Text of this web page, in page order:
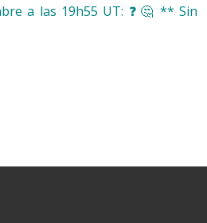
a las 19h55 UT: ❓​🤔​ ** Sin